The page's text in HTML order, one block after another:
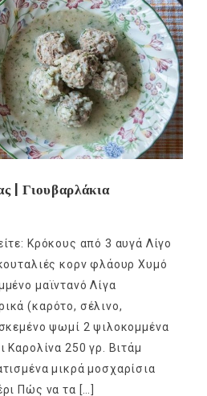
| Γιουβαρλάκια
Κρόκους από 3 αυγά Λίγο
κορν φλάουρ Χυμό
μαϊντανό Λίγα
(καρότο, σέλινο,
ψωμί 2 ψιλοκομμένα
Καρολίνα 250 γρ. Βιτάμ
μικρά μοσχαρίσια
Πώς να τα […]